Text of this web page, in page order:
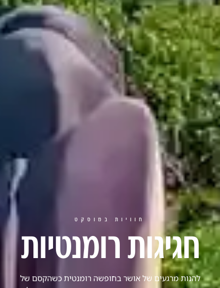
חוויות במוסקט
חגיגות רומנטיות
להנות מרגעים של אושר בחופשה רומנטית כשהקסם של